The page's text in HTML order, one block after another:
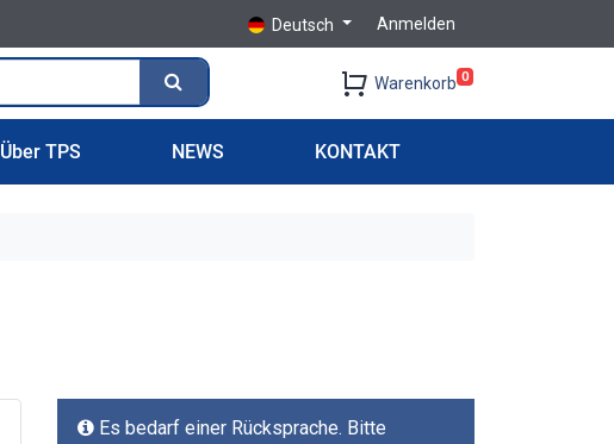
Deutsch Anmelden
Warenkorb 0
Über TPS NEWS KONTAKT
Es bedarf einer Rücksprache. Bitte